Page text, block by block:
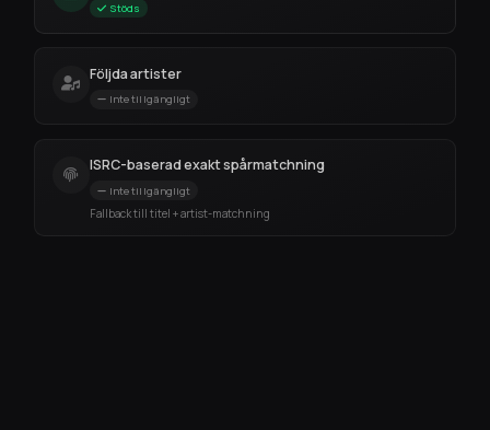
Stöds
Följda artister
Inte tillgängligt
ISRC-baserad exakt spårmatchning
Inte tillgängligt
Fallback till titel + artist-matchning